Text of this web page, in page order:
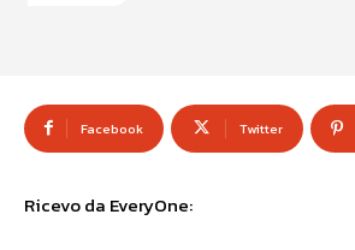
Facebook Twitter
Ricevo da EveryOne: